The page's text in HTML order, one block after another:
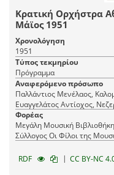
Κρατική Ορχήστρα
Μάϊος 1951
Χρονολόγηση
1951
Τύπος τεκμηρίου
Πρόγραμμα
Αναφερόμενο πρόσωπο
Παλλάντιος Μενέλαος,
Ευαγγελάτος Αντίοχος,
Αλέκος, Λαμπελέτ Γεώργιος,
Φορέας
Μεγάλη Μουσική
Σύλλογος Οι Φίλοι της
RDF | CC BY-NC